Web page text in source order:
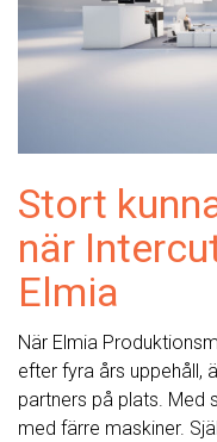
Stort
när
Elmia
När Elmia
efter fyra års uppehåll,
partners på plats. Med
med färre maskiner.